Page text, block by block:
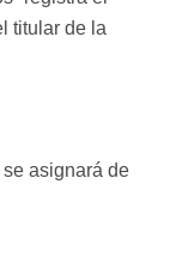
titular de la
asignará de